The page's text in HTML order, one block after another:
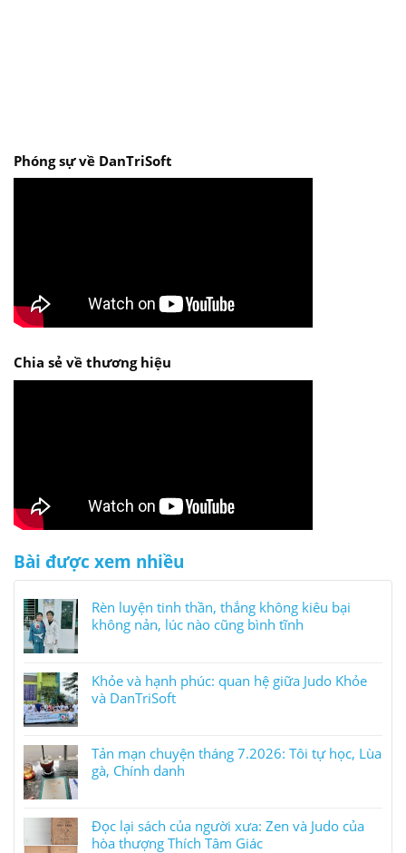
Phóng sự về DanTriSoft
Chia sẻ về thương hiệu
Bài được xem nhiều
Rèn luyện tinh thần, thắng không kiêu bại
không nản, lúc nào cũng bình tĩnh
Khỏe và hạnh phúc: quan hệ giữa Judo Khỏe
và DanTriSoft
Tản mạn chuyện tháng 7.2026: Tôi tự học, Lùa
gà, Chính danh
Đọc lại sách của người xưa: Zen và Judo của
hòa thượng Thích Tâm Giác